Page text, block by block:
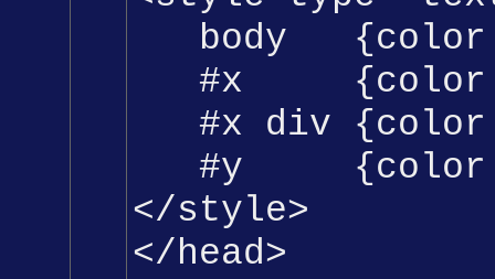
body
#x {color:
#x div
#y {color:
</style>
</head>